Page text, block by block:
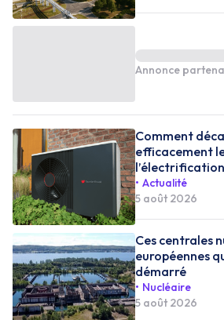
Annonce
Comment
efficacement
Actualité
5 août 2026
Ces centrales
européennes
démarré
Nucléaire
5 août 2026